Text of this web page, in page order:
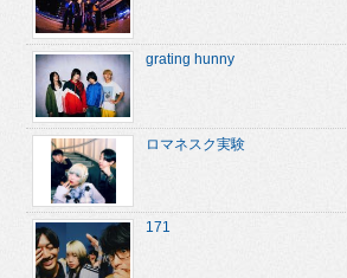
grating hunny
ロマネスク実験
171